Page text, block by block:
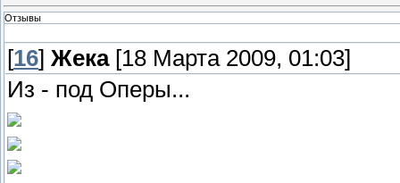
Отзывы
[16] Жека[18 Марта 2009, 01:03]
Из - под Оперы...